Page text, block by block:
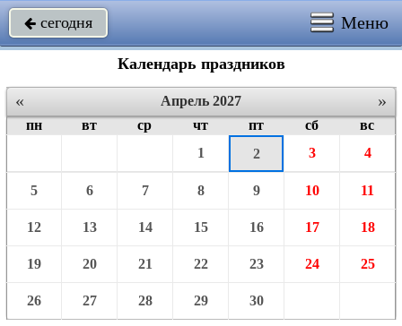
 сегодня Меню
Календарь праздников
« »
Апрель 2027
пн
вт ср чт пт сб
вс
1
2 3 4
5 6 7 8 9 10 11
12 13 14 15 16 17 18
19 20 21 22 23 24 25
26 27 28 29 30